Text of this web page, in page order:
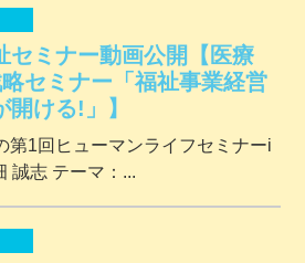
セミナー動画公開【医療
セミナー「福祉事業経営
ける!」】
第1回ヒューマンライフセミナーi
誠志 テーマ：...